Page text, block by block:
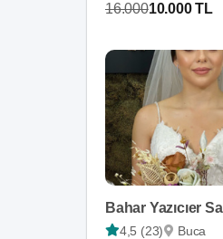
16.00010.000 TL
Bahar Yazıcıer
4,5 (23) Buca